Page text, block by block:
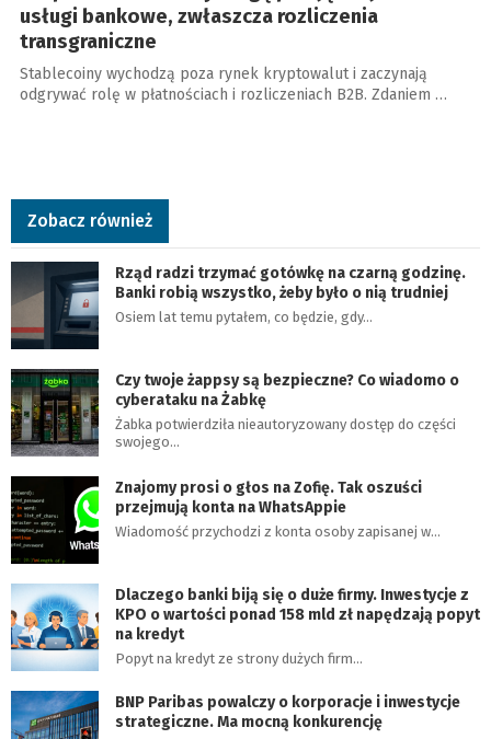
usługi bankowe, zwłaszcza rozliczenia
transgraniczne
Stablecoiny wychodzą poza rynek kryptowalut i zaczynają
odgrywać rolę w płatnościach i rozliczeniach B2B. Zdaniem …
Zobacz również
Rząd radzi trzymać gotówkę na czarną godzinę.
Banki robią wszystko, żeby było o nią trudniej
Osiem lat temu pytałem, co będzie, gdy…
Czy twoje żappsy są bezpieczne? Co wiadomo o
cyberataku na Żabkę
Żabka potwierdziła nieautoryzowany dostęp do części
swojego…
Znajomy prosi o głos na Zofię. Tak oszuści
przejmują konta na WhatsAppie
Wiadomość przychodzi z konta osoby zapisanej w…
Dlaczego banki biją się o duże firmy. Inwestycje z
KPO o wartości ponad 158 mld zł napędzają popyt
na kredyt
Popyt na kredyt ze strony dużych firm…
BNP Paribas powalczy o korporacje i inwestycje
strategiczne. Ma mocną konkurencję